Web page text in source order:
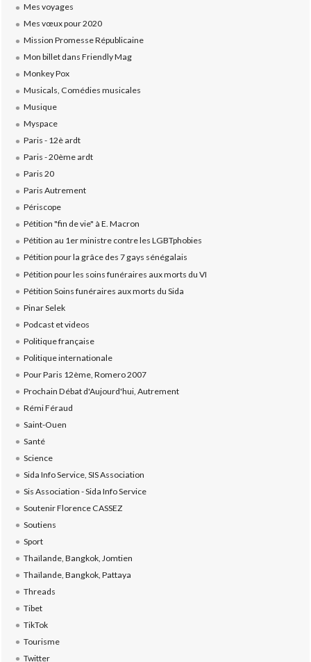
Mes voyages
Mes vœux pour 2020
Mission Promesse Républicaine
Mon billet dans Friendly Mag
Monkey Pox
Musicals, Comédies musicales
Musique
Myspace
Paris - 12è ardt
Paris - 20ème ardt
Paris 20
Paris Autrement
Périscope
Pétition "fin de vie" à E. Macron
Pétition au 1er ministre contre les LGBTphobies
Pétition pour la grâce des 7 gays sénégalais
Pétition pour les soins funéraires aux morts du VI
Pétition Soins funéraires aux morts du Sida
Pinar Selek
Podcast et videos
Politique française
Politique internationale
Pour Paris 12ème, Romero 2007
Prochain Débat d'Aujourd'hui, Autrement
Rémi Féraud
Saint-Ouen
Santé
Science
Sida Info Service, SIS Association
Sis Association - Sida Info Service
Soutenir Florence CASSEZ
Soutiens
Sport
Thaïlande, Bangkok, Jomtien
Thaïlande, Bangkok, Pattaya
Threads
Tibet
TikTok
Tourisme
Twitter